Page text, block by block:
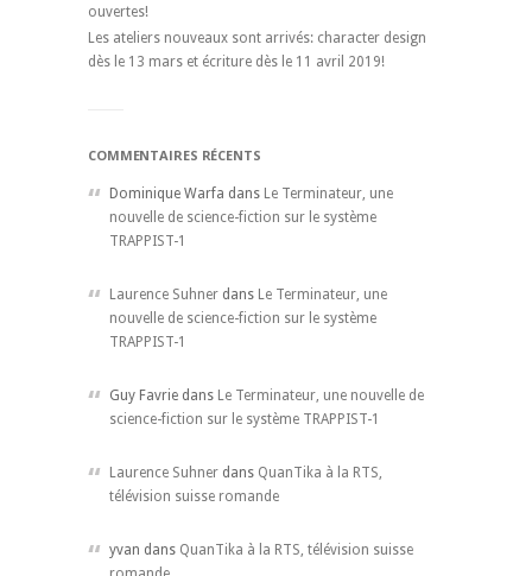
ouvertes!
Les ateliers nouveaux sont arrivés: character design
dès le 13 mars et écriture dès le 11 avril 2019!
COMMENTAIRES RÉCENTS
Dominique Warfa dans Le Terminateur, une
nouvelle de science-fiction sur le système
TRAPPIST-1
Laurence Suhner dans Le Terminateur, une
nouvelle de science-fiction sur le système
TRAPPIST-1
Guy Favrie dans Le Terminateur, une nouvelle de
science-fiction sur le système TRAPPIST-1
Laurence Suhner dans QuanTika à la RTS,
télévision suisse romande
yvan dans QuanTika à la RTS, télévision suisse